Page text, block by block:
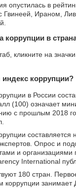
ЭГОИЗМ
опустилась в
Гвинеей, Ираном,
коррупции в
кликните на
индекс коррупции?
в России
(100) означает
с прошлым 2018
составляется
Опрос и
и организациями
International
180 стран.
занимает